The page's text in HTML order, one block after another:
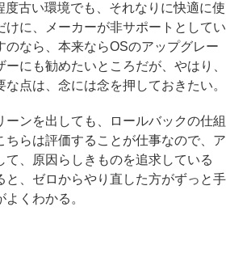
古い環境でも、それなりに快適に使
けに、メーカーが非サポートとしてい
のなら、本来ならOSのアップグレー
ーにも勧めたいところだが、やはり、
点は、念には念を押しておきたい。
ンを出しても、ロールバックの仕組
ちらは評価することが仕事なので、ア
て、原因らしきものを追求している
と、ゼロからやり直した方がずっと手
くわかる。